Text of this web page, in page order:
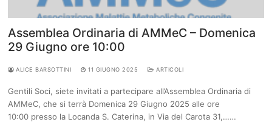
Assemblea Ordinaria di AMMeC – Domenica
29 Giugno ore 10:00
ALICE BARSOTTINI 11 GIUGNO 2025 ARTICOLI
Gentili Soci, siete invitati a partecipare all’Assemblea Ordinaria di
AMMeC, che si terrà Domenica 29 Giugno 2025 alle ore
10:00 presso la Locanda S. Caterina, in Via del Carota 31,……